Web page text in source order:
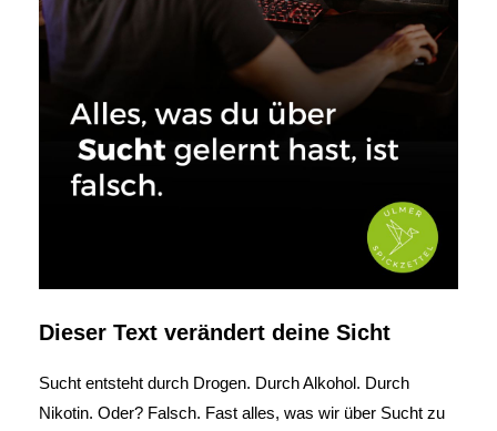
Dieser Text verändert deine Sicht
Sucht entsteht durch Drogen. Durch Alkohol. Durch
Nikotin. Oder? Falsch. Fast alles, was wir über Sucht zu